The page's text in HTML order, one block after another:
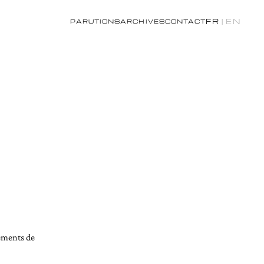
PARUTIONSARCHIVESCONTACTFR | EN
de